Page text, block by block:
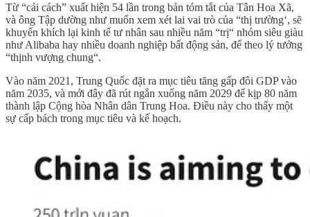
Từ “cải cách” xuất hiện 54 lần trong bản tóm tắt của Tân Hoa Xã,
và ông Tập dường như muốn xem xét lai vai trò của “thị trường‘, sẽ
khuyến khích lại kinh tế tư nhân sau nhiều năm “trị“ nhóm siêu giàu
như Alibaba hay nhiều doanh nghiệp bất động sản, để theo lý tưởng
“thịnh vượng chung“.
Vào năm 2021, Trung Quốc đặt ra mục tiêu tăng gấp đôi GDP vào
năm 2035, và mới đây đã rút ngắn xuống năm 2029 để kịp 80 năm
thành lập Cộng hòa Nhân dân Trung Hoa. Điều này cho thấy một
sự cấp bách trong mục tiêu và kế hoạch.